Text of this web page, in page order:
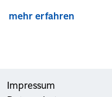
mehr erfahren
Impressum